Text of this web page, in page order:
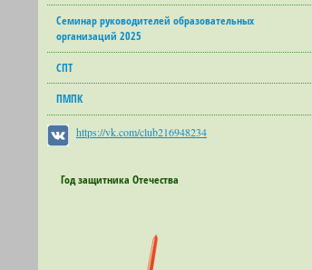
Семинар руководителей образовательных
организаций 2025
СПТ
ПМПК
https://vk.com/club216948234
Год защитника Отечества